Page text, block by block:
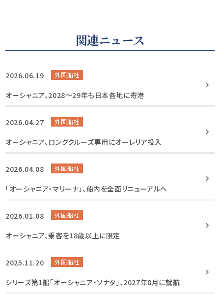
関連ニュース
2026.06.19 外国船社
オーシャニア、2028〜29年も日本各地に寄港
2026.04.27 外国船社
オーシャニア、ロングクルーズ専用にオーレリア投入
2026.04.08 外国船社
「オーシャニア・マリーナ」、船内を全面リニューアルへ
2026.01.08 外国船社
オーシャニア、乗客を18歳以上に限定
2025.11.20 外国船社
シリーズ第1船「オーシャニア・ソナタ」、2027年8月に就航